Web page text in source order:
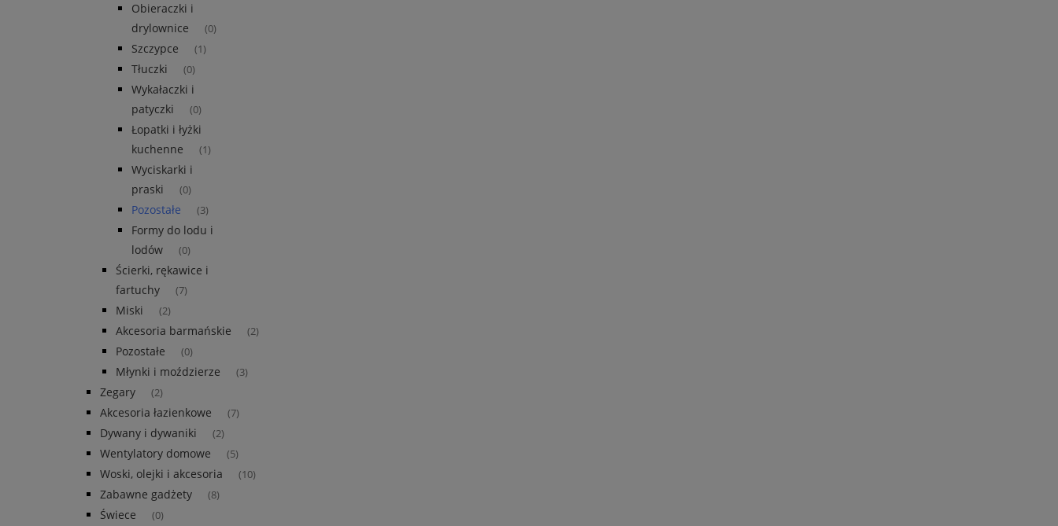
Obieraczki i
drylownice
(0)
Szczypce (1)
Tłuczki (0)
Wykałaczki i
patyczki
(0)
Łopatki i łyżki
kuchenne
(1)
Wyciskarki i
praski
(0)
Pozostałe (3)
Formy do lodu i
lodów
(0)
Ścierki, rękawice i
fartuchy
(7)
Miski (2)
Akcesoria barmańskie (2)
Pozostałe (0)
Młynki i moździerze (3)
Zegary (2)
Akcesoria łazienkowe (7)
Dywany i dywaniki (2)
Wentylatory domowe (5)
Woski, olejki i akcesoria (10)
Zabawne gadżety (8)
Świece (0)